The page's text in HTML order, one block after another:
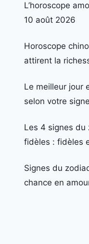
L’horoscope
10 août 2026
Horoscope
attirent la
Le meilleur jour
selon votre
Les 4 signes du
fidèles : fidèles
Signes du
chance en